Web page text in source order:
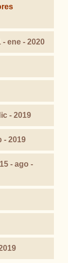
- ene - 2020
- 2019
- 2019
15 - ago -